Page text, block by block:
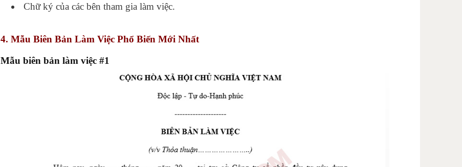
Chữ ký của các bên tham gia làm việc.
4. Mẫu Biên Bản Làm Việc Phổ Biến Mới Nhất
Mẫu biên bản làm việc #1